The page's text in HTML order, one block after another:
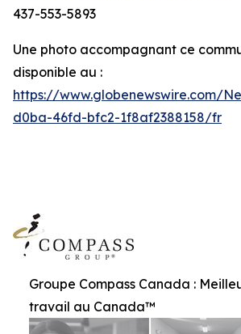
437-553-5893
Une photo accompagnant ce
disponible au :
https://www.globenewswire.com/
d0ba-46fd-bfc2-1f8af2388158/fr
Groupe Compass Canada :
travail au Canada™